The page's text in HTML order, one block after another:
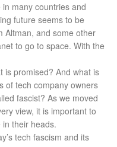
many countries and
future seems to be
Altman, and some other
to go to space. With the
is promised? And what is
of tech company owners
fascist? As we moved
view, it is important to
their heads.
tech fascism and its